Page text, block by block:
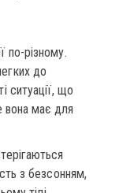
по-різному.
до
ситуації, що
вона має для
з безсонням,